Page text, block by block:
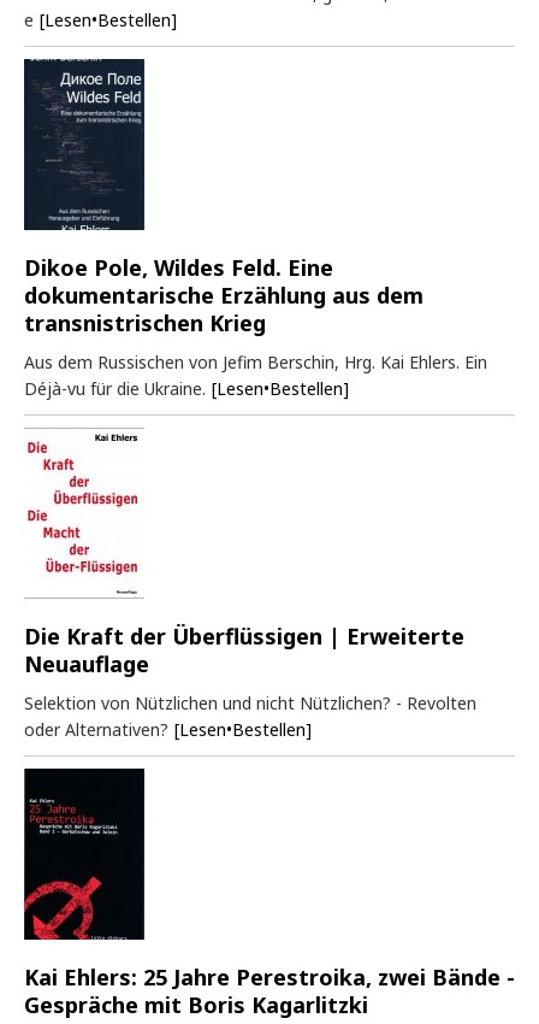
e [Lesen•Bestellen]
Dikoe Pole, Wildes Feld. Eine
dokumentarische Erzählung aus dem
transnistrischen Krieg
Aus dem Russischen von Jefim Berschin, Hrg. Kai Ehlers. Ein
Déjà-vu für die Ukraine. [Lesen•Bestellen]
Die Kraft der Überflüssigen | Erweiterte
Neuauflage
Selektion von Nützlichen und nicht Nützlichen? - Revolten
oder Alternativen? [Lesen•Bestellen]
Kai Ehlers: 25 Jahre Perestroika, zwei Bände -
Gespräche mit Boris Kagarlitzki